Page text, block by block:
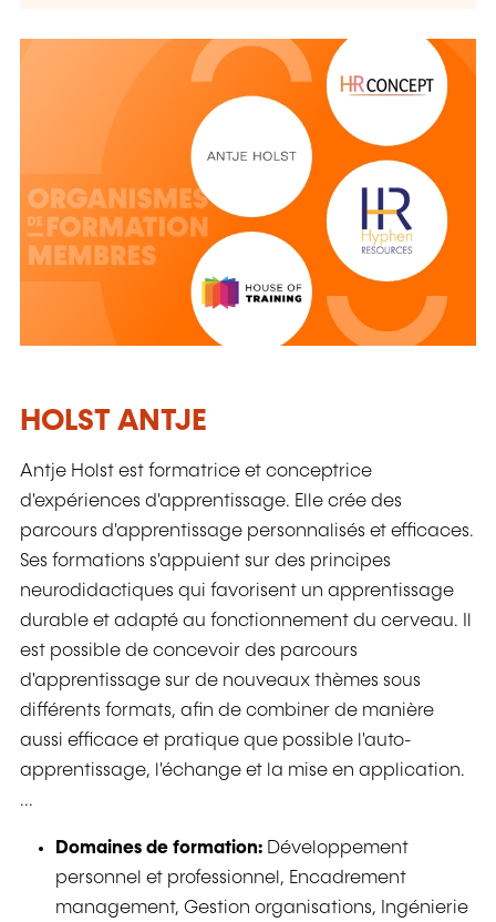
HOLST ANTJE
Antje Holst est formatrice et conceptrice
d'expériences d'apprentissage. Elle crée des
parcours d'apprentissage personnalisés et efficaces.
Ses formations s'appuient sur des principes
neurodidactiques qui favorisent un apprentissage
durable et adapté au fonctionnement du cerveau. Il
est possible de concevoir des parcours
d'apprentissage sur de nouveaux thèmes sous
différents formats, afin de combiner de manière
aussi efficace et pratique que possible l'auto-
apprentissage, l'échange et la mise en application.
...
Domaines de formation: Développement
personnel et professionnel, Encadrement
management, Gestion organisations, Ingénierie